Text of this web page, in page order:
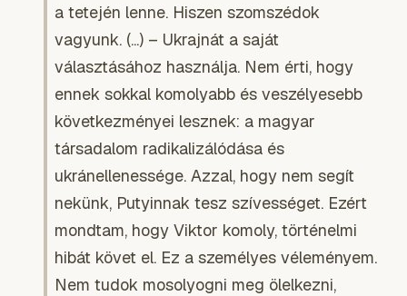
a tetején lenne. Hiszen szomszédok
vagyunk. (...) – Ukrajnát a saját
választásához használja. Nem érti, hogy
ennek sokkal komolyabb és veszélyesebb
következményei lesznek: a magyar
társadalom radikalizálódása és
ukránellenessége. Azzal, hogy nem segít
nekünk, Putyinnak tesz szívességet. Ezért
mondtam, hogy Viktor komoly, történelmi
hibát követ el. Ez a személyes véleményem.
Nem tudok mosolyogni meg ölelkezni,